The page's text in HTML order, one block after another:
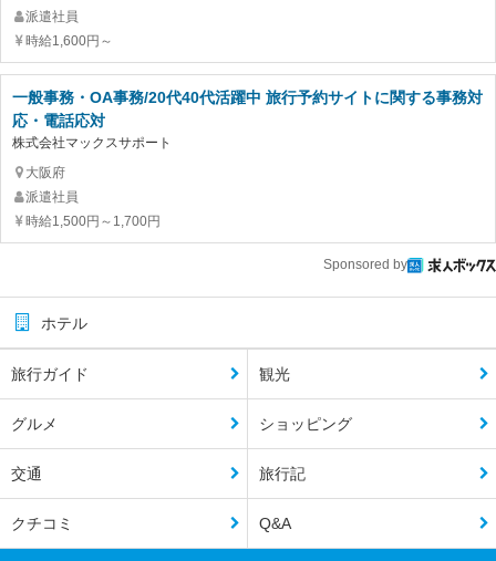
派遣社員
時給1,600円～
一般事務・OA事務/20代40代活躍中 旅行予約サイトに関する事務対
応・電話応対
株式会社マックスサポート
大阪府
派遣社員
時給1,500円～1,700円
Sponsored by
ホテル
旅行ガイド 観光
グルメ ショッピング
交通 旅行記
クチコミ Q&A